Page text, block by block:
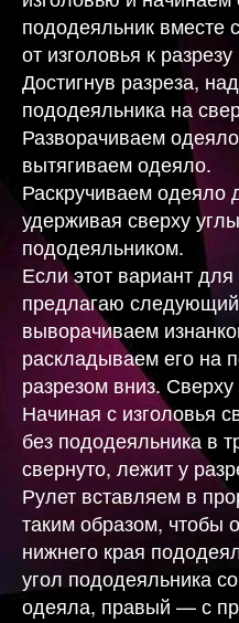
пододеяльник
от изголовья к
Достигнув разреза,
пододеяльника на
Разворачиваем
вытягиваем одеяло.
Раскручиваем одеяло
удерживая сверху
пододеяльником.
Если этот вариант
предлагаю
выворачиваем
раскладываем его на
разрезом вниз.
Начиная с изголовья
без пододеяльника в
свернуто, лежит у
Рулет вставляем в
таким образом, чтобы
нижнего края
угол пододеяльника
одеяла, правый — с